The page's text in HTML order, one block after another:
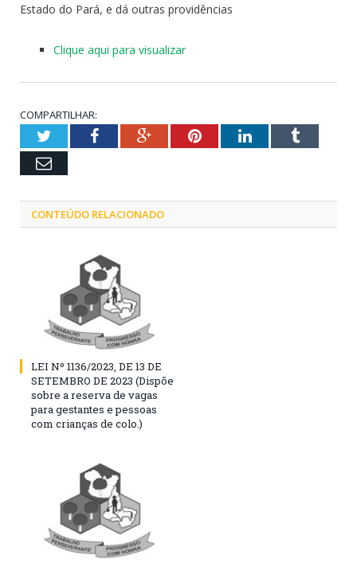
Estado do Pará, e dá outras providências
Clique aqui para visualizar
COMPARTILHAR:
TwitterFacebookGoogle+PinterestLinkedInTumblr
Email
CONTEÚDO RELACIONADO
LEI Nº 1136/2023, DE 13 DE
SETEMBRO DE 2023 (Dispõe
sobre a reserva de vagas
para gestantes e pessoas
com crianças de colo.)